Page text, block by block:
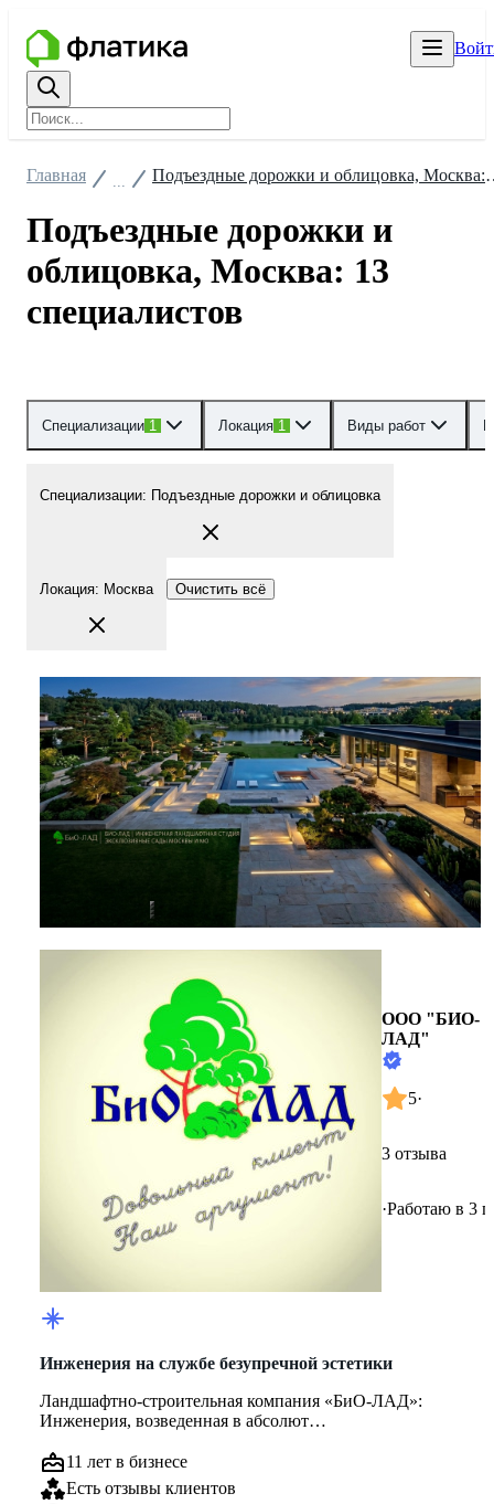
Главная Подъездные
Подъездные дорожки и
облицовка, Москва: 13
специалистов
Специализации 1 Локация 1 Виды работ
Специализации: Подъездные дорожки и облицовка
Локация: Москва Очистить всё
ООО "БИО-
ЛАД"
5·
3 отзыва
·Работаю в 3
Инженерия на службе безупречной эстетики
Ландшафтно-строительная компания «БиО-ЛАД»:
Инженерия, возведенная в абсолют
Мы убеждены: по-настоящему красивый сад на...
11 лет в бизнесе
Есть отзывы клиентов